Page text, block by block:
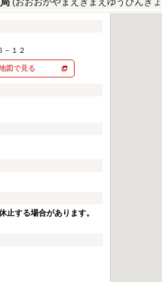
－１２
図で見る
する場合があります。